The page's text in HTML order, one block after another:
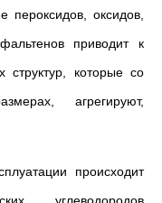
пероксидов, оксидов,
приводит к
которые со
агрегируют,
происходит
углеводородов